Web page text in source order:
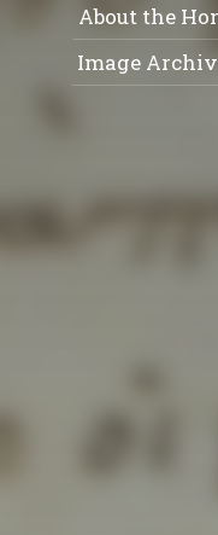
About the
Image